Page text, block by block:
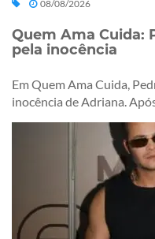
08/08/2026
Quem Ama Cuida:
pela inocência
Em Quem Ama Cuida,
inocência de Adriana.